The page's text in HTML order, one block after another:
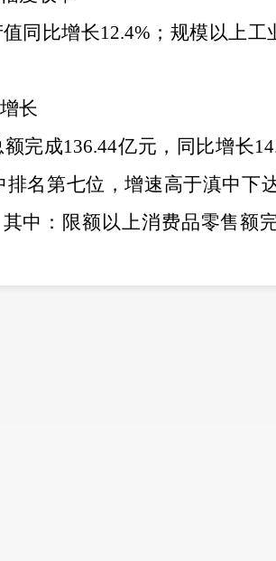
同比增长12.4% ；规模以上工
长
完成136.44亿元，同比增长
名第七位，增速高于滇中下
中：限额以上消费品零售额